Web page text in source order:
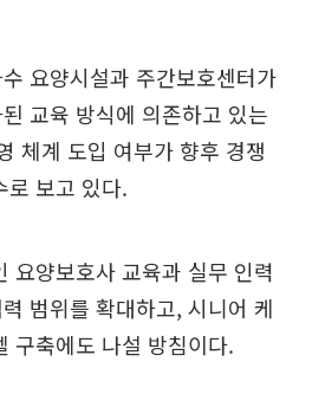
요양시설과 주간보호센터가
교육 방식에 의존하고 있는
체계 도입 여부가 향후 경쟁
로 보고 있다.
요양보호사 교육과 실무 인력
범위를 확대하고, 시니어 케
구축에도 나설 방침이다.